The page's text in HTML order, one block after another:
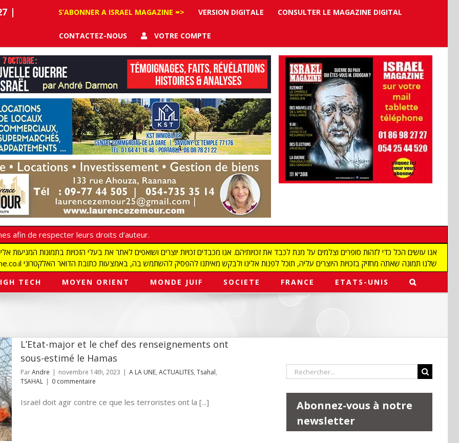
|
S’ABONNER A ISRAEL MAGAZINE => VERSION DIGITALE CONSULTER LE MAGAZINE DIGITAL
CONTACTEZ-NOUS VOTRE COMPTE
afin de respecter leurs droits d'auteur.
redaction@israelmagazine.co.il שלנו תמונה שאתה מחזיק בזכויות היוצרים עליה, תוכל לפנות אלינו ולבקש מאיתנו להפסיק להשתמש בה, באמצעות כתובת הדואר האלקטרוני
TECH MOYEN ORIENT MONDE JUIF SOCIETE FRANCE ETATS-UNIS
L’Etat-major et le chef des renseignements ont
sous-estimé le Hamas
ParAndre | novembre 14th, 2023 | A LA UNE, ACTUALITES, Tsahal,
TSAHAL | 0 commentaire
Israël doit agir contre ce que les terroristes ont la [...]
Rechercher:
Abonnez-vous à notre
newsletter